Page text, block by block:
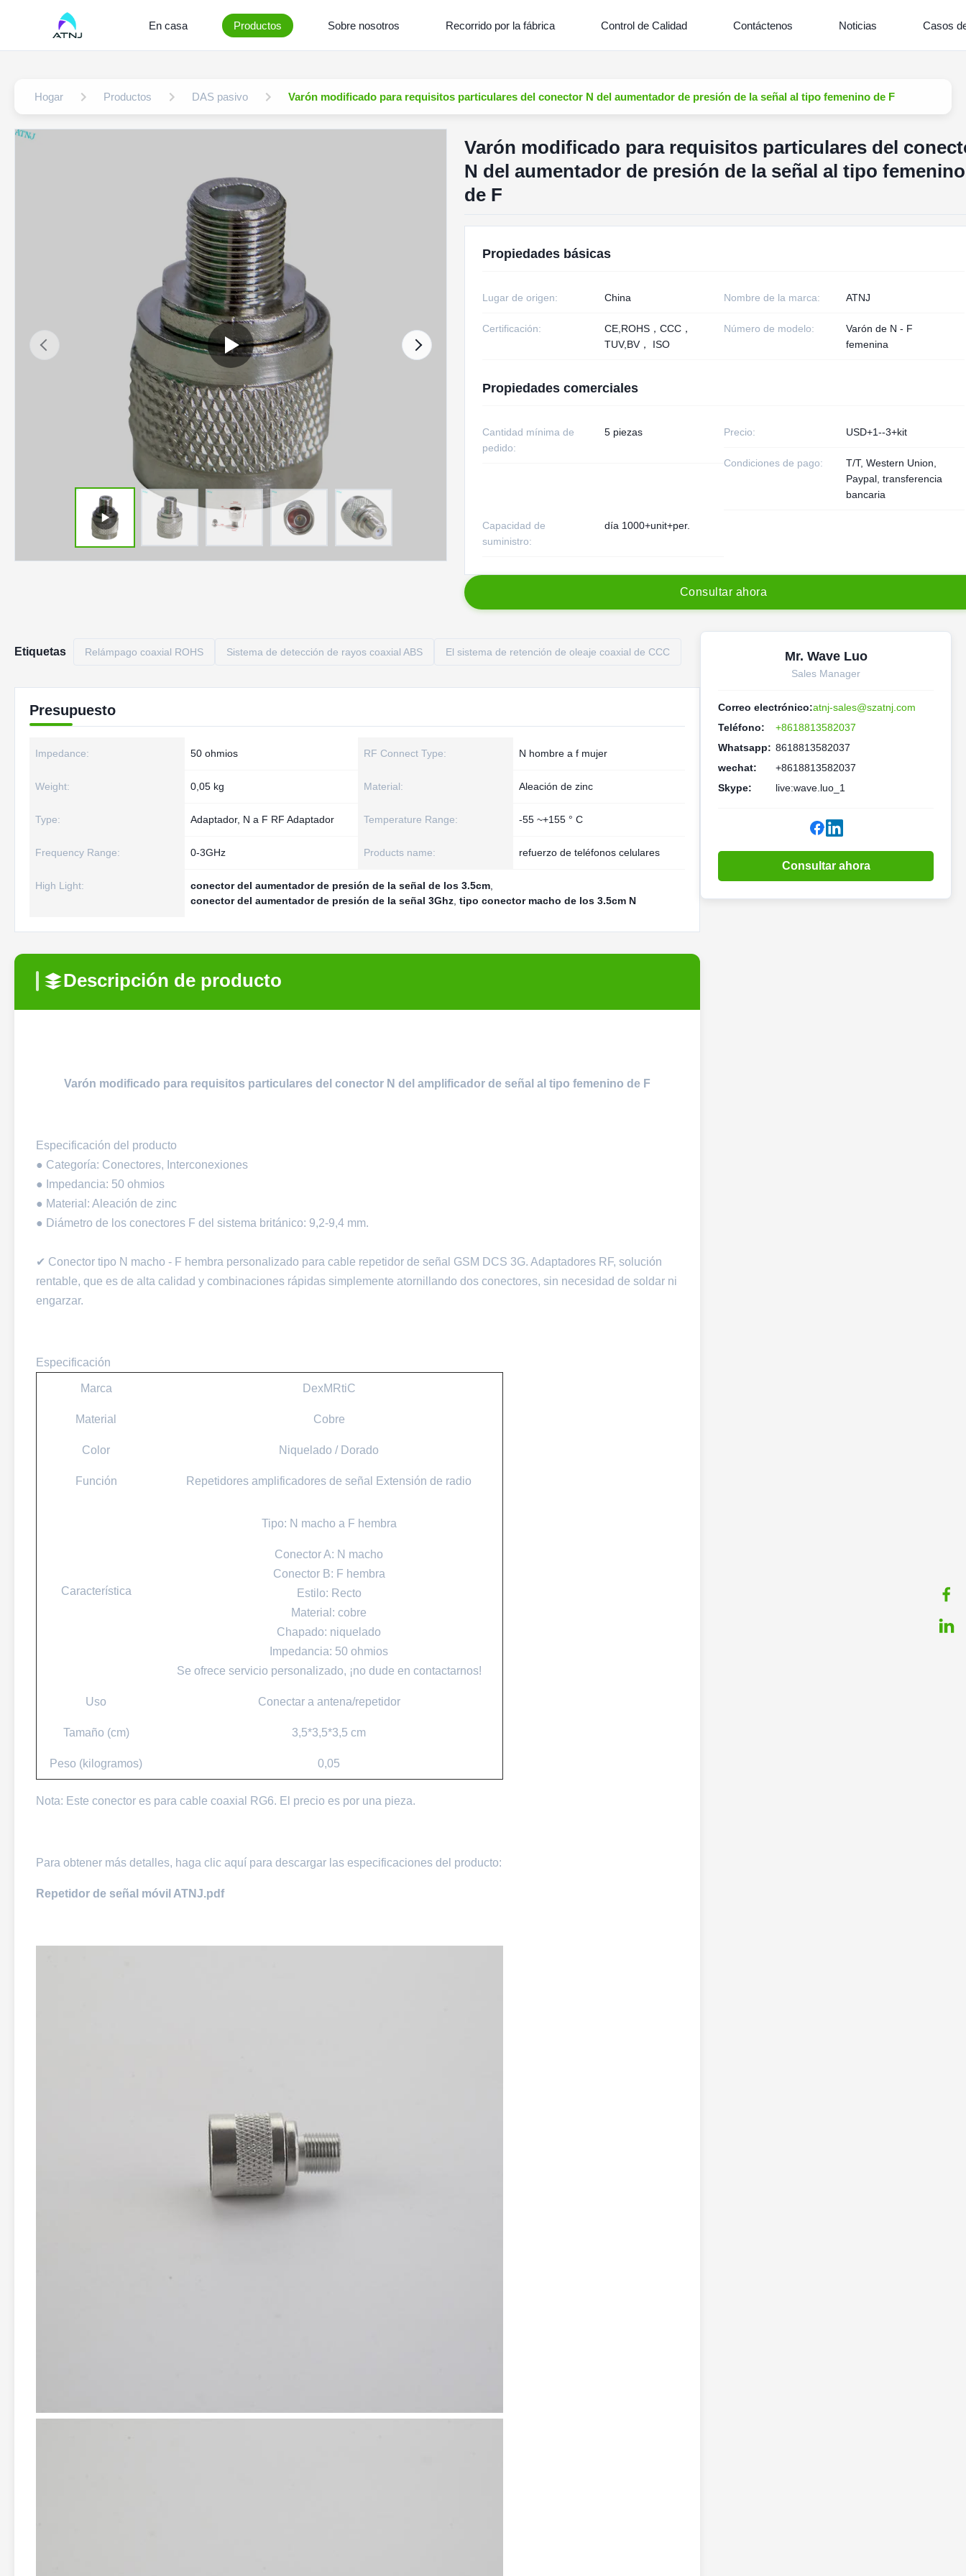
En casa Productos Sobre nosotros Recorrido por la fábrica Control de Calidad Contáctenos Noticias Casos
Hogar Productos DAS pasivo Varón modificado para requisitos particulares del conector N del aumentador de presión de la señal al tipo femenino de F
Varón modificado para requisitos particulares del
N del aumentador de presión de la señal al tipo femenino
de F
Propiedades básicas
Lugar de origen: China Nombre de la marca: ATNJ
Certificación:
CE,ROHS，CCC，
TUV,BV， ISO
Número de modelo:
Varón de N - F
femenina
Propiedades comerciales
Cantidad mínima de
pedido:
5 piezas Precio: USD+1--3+kit
Condiciones de pago:
T/T, Western Union,
Paypal, transferencia
bancaria
Capacidad de
suministro:
día 1000+unit+per.
Consu tar ahora
Etiquetas Relámpago coaxial ROHS Sistema de detección de rayos coaxial ABS El sistema de retención de oleaje coaxial de CCC
Presupuesto
Impedance: 50 ohmios RF Connect Type: N hombre a f mujer
Weight: 0,05 kg Material: Aleación de zinc
Type: Adaptador, N a F RF Adaptador Temperature Range: -55 ~+155 ° C
Frequency Range: 0-3GHz Products name: refuerzo de teléfonos celulares
High Light: conector del aumentador de presión de la señal de los 3.5cm
conector del aumentador de presión de la señal 3Ghz tipo conector macho de los 3.5cm N
Descripción de producto
Varón modificado para requisitos particulares del conector N del amplificador de señal al tipo femenino de F
Especificación del producto
● Categoría: Conectores, Interconexiones
● Impedancia: 50 ohmios
● Material: Aleación de zinc
● Diámetro de los conectores F del sistema británico: 9,2-9,4 mm.
✔ Conector tipo N macho - F hembra personalizado para cable repetidor de señal GSM DCS 3G. Adaptadores RF, solución
rentable, que es de alta calidad y combinaciones rápidas simplemente atornillando dos conectores, sin necesidad de soldar ni
engarzar.
Especificación
Marca DexMRtiC
Material Cobre
Color Niquelado / Dorado
Función Repetidores amplificadores de señal Extensión de radio
Característica
Tipo: N macho a F hembra
Conector A: N macho
Conector B: F hembra
Estilo: Recto
Material: cobre
Chapado: niquelado
Impedancia: 50 ohmios
Se ofrece servicio personalizado, ¡no dude en contactarnos!
Uso Conectar a antena/repetidor
Tamaño (cm) 3,5*3,5*3,5 cm
Peso (kilogramos) 0,05
Nota: Este conector es para cable coaxial RG6. El precio es por una pieza.
Para obtener más detalles, haga clic aquí para descargar las especificaciones del producto:
Repetidor de señal móvil ATNJ.pdf
Mr. Wave Luo
Sales Manager
Correo electrónico:atnj-sales@szatnj.com
Teléfono:
+8618813582037
Whatsapp: 8618813582037
wechat:
+8618813582037
Skype:
live:wave.luo_1
Consultar ahora